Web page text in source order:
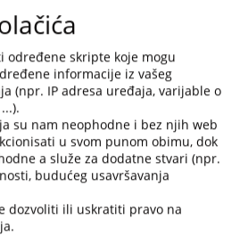
određene skripte koje mogu
informacije iz vašeg
(npr. IP adresa uređaja, varijable o
su nam neophodne i bez njih web
u svom punom obimu, dok
a služe za dodatne stvari (npr.
budućeg usavršavanja
dozvoliti ili uskratiti pravo na